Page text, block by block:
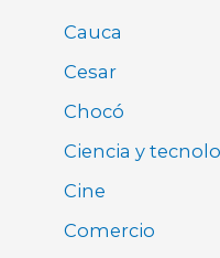
Cauca
Cesar
Chocó
Ciencia y
Cine
Comercio